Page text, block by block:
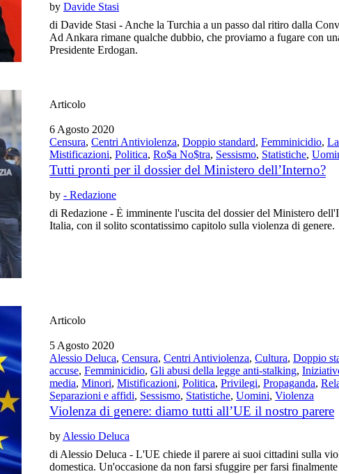
byDavide Stasi
di Davide Stasi - Anche la Turchia a un passo dal ritiro dalla
Ad Ankara rimane qualche dubbio, che proviamo a fugare con
Presidente Erdogan.
Articolo
6 Agosto 2020
Censura,Centri Antiviolenza,Doppio standard,Femminicidio,
Mistificazioni,Politica,Ro$a No$tra, Sessismo, Statistiche,
Tutti pronti per il dossier del Ministero dell’Interno?
by- Redazione
di Redazione - È imminente l'uscita del dossier del Ministero
Italia, con il solito scontatissimo capitolo sulla violenza di genere.
Articolo
5 Agosto 2020
Alessio Deluca,Censura,Centri Antiviolenza,Cultura,Doppio
accuse,Femminicidio,Gli abusi della legge anti-stalking,
media,Minori,Mistificazioni,Politica,Privilegi,Propaganda,
Separazioni e affidi, Sessismo, Statistiche,Uomini,Violenza
Violenza di genere: diamo tutti all’UE il nostro parere
by Alessio Deluca
di Alessio Deluca - L'UE chiede il parere ai suoi cittadini sulla
domestica. Un'occasione da non farsi sfuggire per farsi finalmente